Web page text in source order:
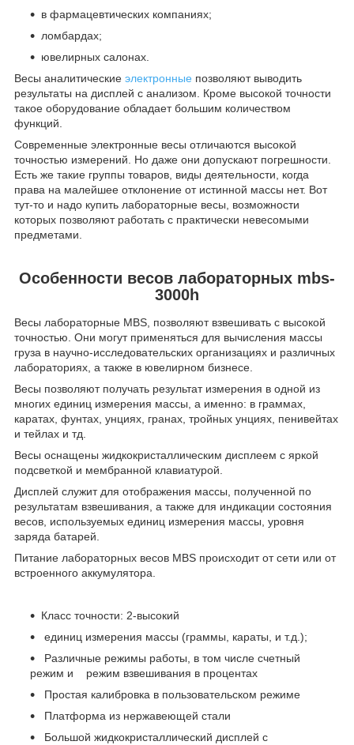
в фармацевтических компаниях;
ломбардах;
ювелирных салонах.
Весы аналитические электронные позволяют выводить
результаты на дисплей с анализом. Кроме высокой точности
такое оборудование обладает большим количеством
функций.
Современные электронные весы отличаются высокой
точностью измерений. Но даже они допускают погрешности.
Есть же такие группы товаров, виды деятельности, когда
права на малейшее отклонение от истинной массы нет. Вот
тут-то и надо купить лабораторные весы, возможности
которых позволяют работать с практически невесомыми
предметами.
Особенности весов лабораторных mbs-
3000h
Весы лабораторные MBS, позволяют взвешивать с высокой
точностью. Они могут применяться для вычисления массы
груза в научно-исследовательских организациях и различных
лабораториях, а также в ювелирном бизнесе.
Весы позволяют получать результат измерения в одной из
многих единиц измерения массы, а именно: в граммах,
каратах, фунтах, унциях, гранах, тройных унциях, пенивейтах
и тейлах и тд.
Весы оснащены жидкокристаллическим дисплеем с яркой
подсветкой и мембранной клавиатурой.
Дисплей служит для отображения массы, полученной по
результатам взвешивания, а также для индикации состояния
весов, используемых единиц измерения массы, уровня
заряда батарей.
Питание лабораторных весов MBS происходит от сети или от
встроенного аккумулятора.
Класс точности: 2-высокий
единиц измерения массы (граммы, караты, и т.д.);
Различные режимы работы, в том числе счетный
режим и режим взвешивания в процентах
Простая калибровка в пользовательском режиме
Платформа из нержавеющей стали
Большой жидкокристаллический дисплей с